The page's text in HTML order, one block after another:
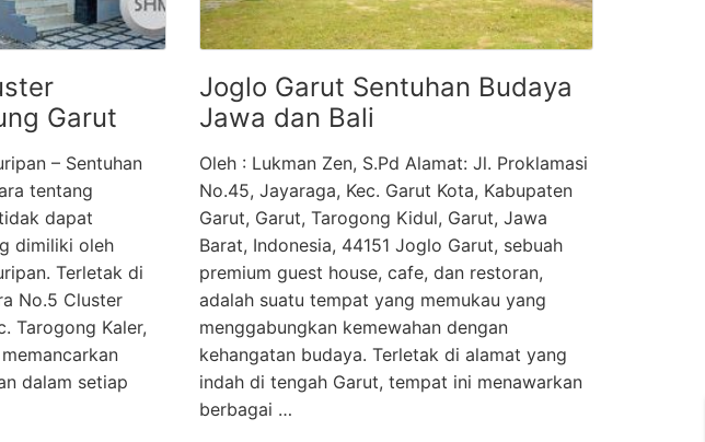
Garut
– Sentuhan
tentang
dapat
dimiliki oleh
Terletak di
No.5 Cluster
Tarogong Kaler,
dalam setiap
Joglo Garut Sentuhan Budaya
Jawa dan Bali
Oleh : Lukman Zen, S.Pd Alamat: Jl. Proklamasi
No.45, Jayaraga, Kec. Garut Kota, Kabupaten
Garut, Garut, Tarogong Kidul, Garut, Jawa
Barat, Indonesia, 44151 Joglo Garut, sebuah
premium guest house, cafe, dan restoran,
adalah suatu tempat yang memukau yang
menggabungkan kemewahan dengan
kehangatan budaya. Terletak di alamat yang
indah di tengah Garut, tempat ini menawarkan
berbagai …